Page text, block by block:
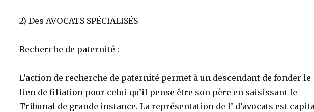
2) Des AVOCATS SPÉCIALISÉS
Recherche de paternité :
L’action de recherche de paternité permet à un descendant de fonder le
lien de filiation pour celui qu’il pense être son père en saisissant le
Tribunal de grande instance. La représentation de l’ d’avocats est